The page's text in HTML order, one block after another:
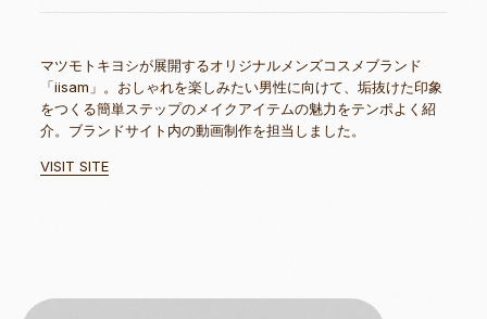
マツモトキヨシが展開するオリジナルメンズコスメブランド
「iisam」。おしゃれを楽しみたい男性に向けて、垢抜けた印象
をつくる簡単ステップのメイクアイテムの魅力をテンポよく紹
介。ブランドサイト内の動画制作を担当しました。
VISIT SITE